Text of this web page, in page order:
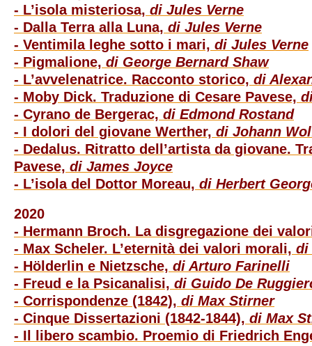
- L’isola misteriosa, di Jules Verne
- Dalla Terra alla Luna, di Jules Verne
- Ventimila leghe sotto i mari, di Jules Verne
- Pigmalione, di George Bernard Shaw
- L’avvelenatrice. Racconto storico, di
- Moby Dick. Traduzione di Cesare Pavese,
- Cyrano de Bergerac, di Edmond Rostand
- I dolori del giovane Werther, di Johann
- Dedalus. Ritratto dell’artista da giovane.
Pavese, di James Joyce
- L’isola del Dottor Moreau, di Herbert
2020
- Hermann Broch. La disgregazione dei
- Max Scheler. L’eternità dei valori morali, di
- Hölderlin e Nietzsche, di Arturo Farinelli
- Freud e la Psicanalisi, di Guido De
- Corrispondenze (1842), di Max Stirner
- Cinque Dissertazioni (1842-1844), di Max
- Il libero scambio. Proemio di Friedrich